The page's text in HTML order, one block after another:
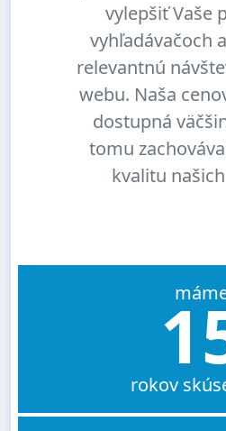
vylepšiť Vaše
vyhľadávačoch
relevantnú
webu. Naša
dostupná
tomu
kvalitu
rokov